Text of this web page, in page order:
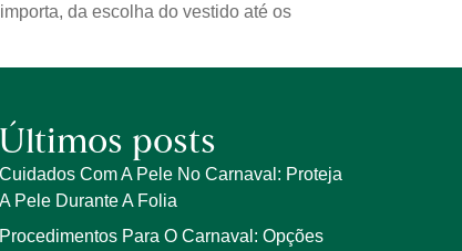
da escolha do vestido até os
Últimos posts
Cuidados Com A Pele No Carnaval: Proteja
A Pele Durante A Folia
Procedimentos Para O Carnaval: Opções